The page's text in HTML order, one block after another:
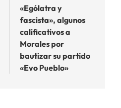
«Ególatra y
fascista», algunos
calificativos a
Morales por
bautizar su partido
«Evo Pueblo»